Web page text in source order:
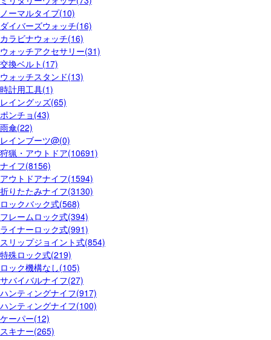
ノーマルタイプ(10)
ダイバーズウォッチ(16)
カラビナウォッチ(16)
ウォッチアクセサリー(31)
交換ベルト(17)
ウォッチスタンド(13)
時計用工具(1)
レイングッズ(65)
ポンチョ(43)
雨傘(22)
レインブーツ@(0)
狩猟・アウトドア(10691)
ナイフ(8156)
アウトドアナイフ(1594)
折りたたみナイフ(3130)
ロックバック式(568)
フレームロック式(394)
ライナーロック式(991)
スリップジョイント式(854)
特殊ロック式(219)
ロック機構なし(105)
サバイバルナイフ(27)
ハンティングナイフ(917)
ハンティングナイフ(100)
ケーパー(12)
スキナー(265)